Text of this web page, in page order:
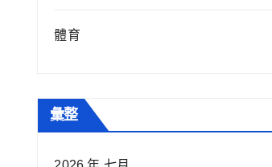
體育
彙整